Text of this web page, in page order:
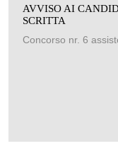
AVVISO AI
SCRITTA
Concorso nr. 6